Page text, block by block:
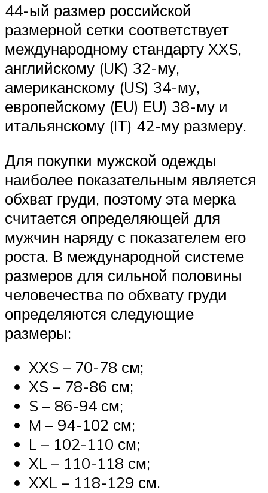
44-ый размер российской
размерной сетки соответствует
международному стандарту XXS,
английскому (UK) 32-му,
американскому (US) 34-му,
европейскому (EU) EU) 38-му и
итальянскому (IT) 42-му размеру.
Для покупки мужской одежды
наиболее показательным является
обхват груди, поэтому эта мерка
считается определяющей для
мужчин наряду с показателем его
роста. В международной системе
размеров для сильной половины
человечества по обхвату груди
определяются следующие
размеры:
XXS – 70-78 см;
XS – 78-86 см;
S – 86-94 см;
M – 94-102 см;
L – 102-110 см;
XL – 110-118 см;
XXL – 118-129 см.